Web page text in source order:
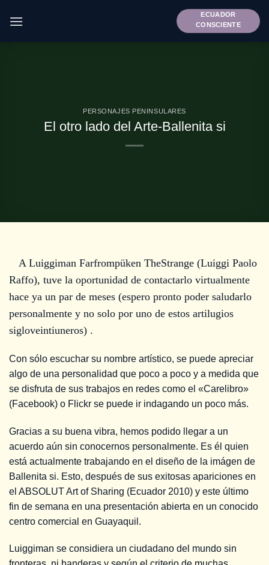
ECUADOR
CONSCIENTE
PERSONAJES PENINSULARES
El otro lado del Arte-Ballenita si
A Luiggiman Farfrompüken TheStrange (Luiggi Paolo
Raffo), tuve la oportunidad de contactarlo virtualmente
hace ya un par de meses (espero pronto poder saludarlo
personalmente y no solo por uno de estos artilugios
sigloveintiuneros) .
Con sólo escuchar su nombre artístico, se puede apreciar
algo de una personalidad que poco a poco y a medida que
se disfruta de sus trabajos en redes como el «Carelibro»
(Facebook) o Flickr se puede ir indagando un poco más.
Gracias a su buena vibra, hemos podido llegar a un
acuerdo aún sin conocernos personalmente. Es él quien
está actualmente trabajando en el diseño de la imágen de
Ballenita si. Esto, después de sus exitosas apariciones en
el ABSOLUT Art of Sharing (Ecuador 2010) y este último
fin de semana en una presentación abierta en un conocido
centro comercial en Guayaquil.
Luiggiman se considiera un ciudadano del mundo sin